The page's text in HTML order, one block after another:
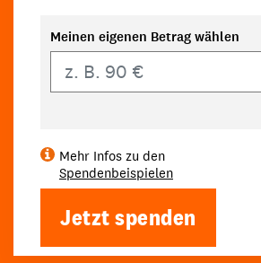
Meinen eigenen Betrag wählen
Mehr Infos zu den
Spendenbeispielen
Jetzt spenden